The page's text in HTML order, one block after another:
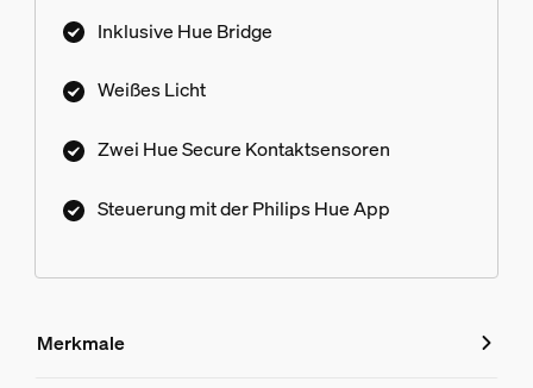
Inklusive Hue Bridge
Weißes Licht
Zwei Hue Secure Kontaktsensoren
Steuerung mit der Philips Hue App
Merkmale